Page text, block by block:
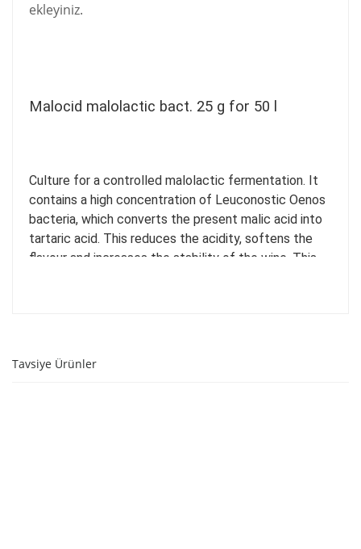
ekleyiniz.
Malocid malolactic bact. 25 g for 50 l
Culture for a controlled malolactic fermentation. It
contains a high concentration of Leuconostic Oenos
bacteria, which converts the present malic acid into
tartaric acid. This reduces the acidity, softens the
flavour and increases the stability of the wine. This
Tavsiye Ürünler